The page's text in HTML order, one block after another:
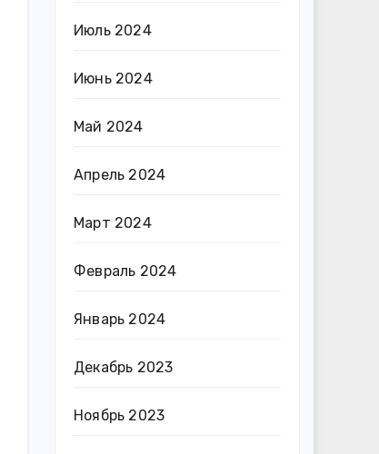
Июль 2024
Июнь 2024
Май 2024
Апрель 2024
Март 2024
Февраль 2024
Январь 2024
Декабрь 2023
Ноябрь 2023